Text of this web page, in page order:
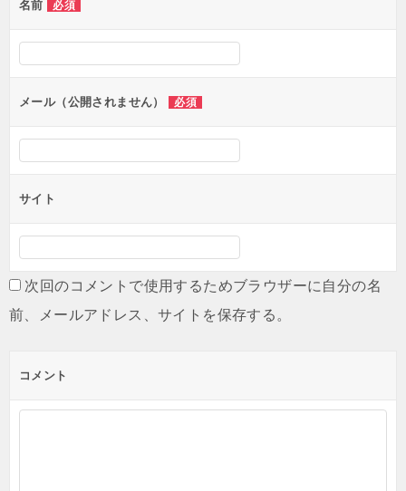
名前 必須
メール（公開されません） 必須
サイト
次回のコメントで使用するためブラウザーに自分の名
前、メールアドレス、サイトを保存する。
コメント